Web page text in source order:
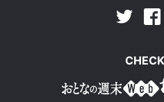
Twitter